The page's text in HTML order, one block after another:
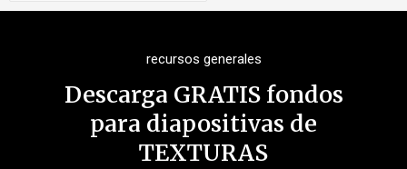
recursos generales
Descarga GRATIS fondos
para diapositivas de
TEXTURAS